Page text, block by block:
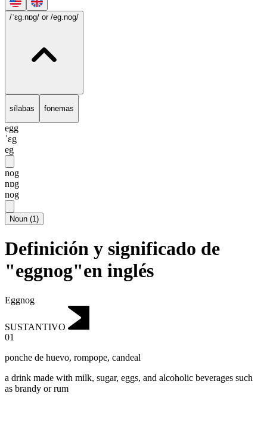
/ˈɛg.nɒg/ or /eg.nog/
sílabas fonemas
egg
ˈɛg
eg
nog
nɒg
nog
Noun (1)
Definición y significado de
"eggnog"en inglés
Eggnog
SUSTANTIVO
01
ponche de huevo, rompope, candeal
a drink made with milk, sugar, eggs, and alcoholic beverages such
as brandy or rum